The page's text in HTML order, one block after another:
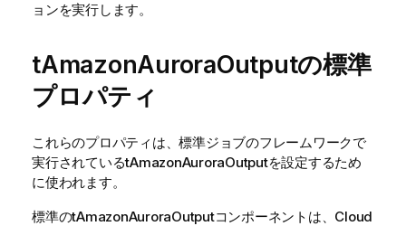
ョンを実行します。
tAmazonAuroraOutputの標準
プロパティ
これらのプロパティは、標準ジョブのフレームワークで
実行されているtAmazonAuroraOutputを設定するため
に使われます。
標準のtAmazonAuroraOutputコンポーネントは、 Cloud